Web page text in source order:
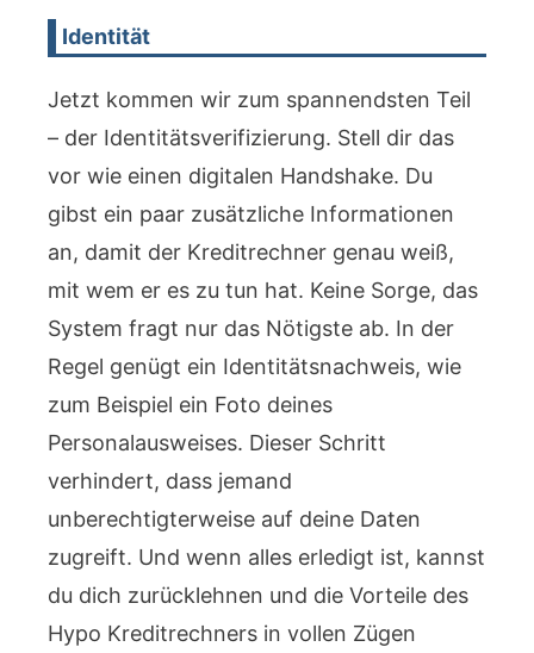
Identität
Jetzt kommen wir zum spannendsten Teil
– der Identitätsverifizierung. Stell dir das
vor wie einen digitalen Handshake. Du
gibst ein paar zusätzliche Informationen
an, damit der Kreditrechner genau weiß,
mit wem er es zu tun hat. Keine Sorge, das
System fragt nur das Nötigste ab. In der
Regel genügt ein Identitätsnachweis, wie
zum Beispiel ein Foto deines
Personalausweises. Dieser Schritt
verhindert, dass jemand
unberechtigterweise auf deine Daten
zugreift. Und wenn alles erledigt ist, kannst
du dich zurücklehnen und die Vorteile des
Hypo Kreditrechners in vollen Zügen